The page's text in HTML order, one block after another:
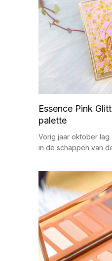
Essence Pink
palette
Vorig jaar oktober
in de schappen van